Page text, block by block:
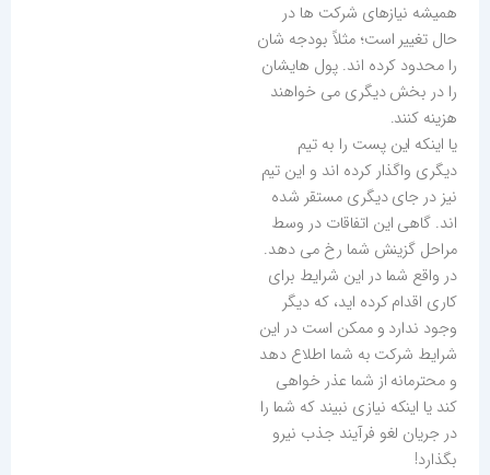
همیشه نیازهای شرکت ها در
حال تغییر است؛ مثلاً بودجه شان
را محدود کرده اند. پول هایشان
را در بخش دیگری می خواهند
هزینه کنند.
یا اینکه این پست را به تیم
دیگری واگذار کرده اند و این تیم
نیز در جای دیگری مستقر شده
اند. گاهی این اتفاقات در وسط
مراحل گزینش شما رخ می دهد.
در واقع شما در این شرایط برای
کاری اقدام کرده اید، که دیگر
وجود ندارد و ممکن است در این
شرایط شرکت به شما اطلاع دهد
و محترمانه از شما عذر خواهی
کند یا اینکه نیازی نبیند که شما را
در جریان لغو فرآیند جذب نیرو
بگذارد!